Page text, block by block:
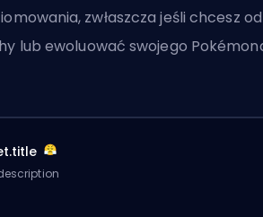
zwłaszcza jeśli chcesz
lub ewoluować swojego